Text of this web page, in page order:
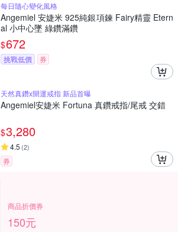
每日隨心變化風格
Angemiel 安婕米 925純銀項鍊 Fairy精靈 Etern
al 小中心墜 綠鑽滿鑽
$672
挑戰低價 券
天然真鑽x開運戒指 新品首曝
Angemiel安婕米 Fortuna 真鑽戒指/尾戒 交錯
$3,280
4.5 (2)
券
商品折價券
150元